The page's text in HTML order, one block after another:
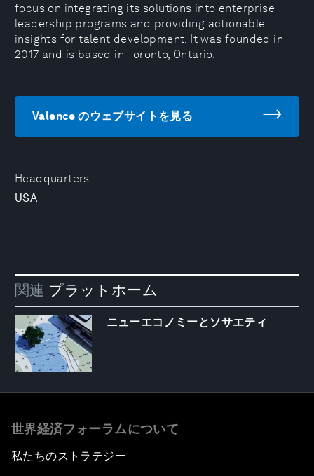
Headquarters
USA
focus on integrating its solutions into enterprise
leadership programs and providing actionable
insights for talent development. It was founded in
2017 and is based in Toronto, Ontario.
Valence のウェブサイトを見る
関連 プラットホーム
ニューエコノミーとソサエティ
世界経済フォーラムについて
私たちのストラテジー